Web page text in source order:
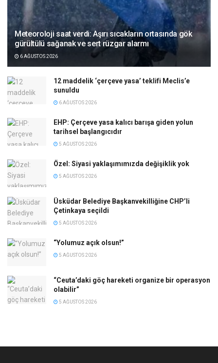
Meteoroloji saat verdi: Aşırı sıcakların ortasında gök
gürültülü sağanak ve sert rüzgar alarmı
6 AĞUSTOS 2026
12 maddelik ‘çerçeve yasa’ teklifi Meclis’e
sunuldu
6 AĞUSTOS 2026
EHP: Çerçeve yasa kalıcı barışa giden yolun
tarihsel başlangıcıdır
5 AĞUSTOS 2026
Özel: Siyasi yaklaşımımızda değişiklik yok
5 AĞUSTOS 2026
Üsküdar Belediye Başkanvekilliğine CHP’li
Çetinkaya seçildi
5 AĞUSTOS 2026
“Yolumuz açık olsun!”
5 AĞUSTOS 2026
“Ceuta’daki göç hareketi organize bir operasyon
olabilir”
5 AĞUSTOS 2026